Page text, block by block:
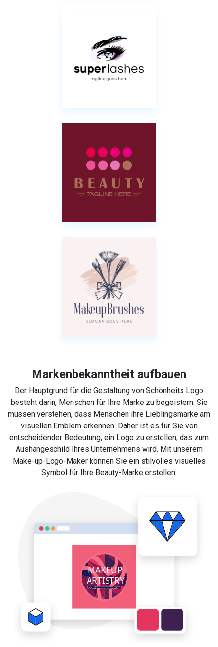
Markenbekanntheit aufbauen
Der Hauptgrund für die Gestaltung von Schönheits Logo
besteht darin, Menschen für Ihre Marke zu begeistern. Sie
müssen verstehen, dass Menschen ihre Lieblingsmarke am
visuellen Emblem erkennen. Daher ist es für Sie von
entscheidender Bedeutung, ein Logo zu erstellen, das zum
Aushängeschild Ihres Unternehmens wird. Mit unserem
Make-up-Logo-Maker können Sie ein stilvolles visuelles
Symbol für Ihre Beauty-Marke erstellen.